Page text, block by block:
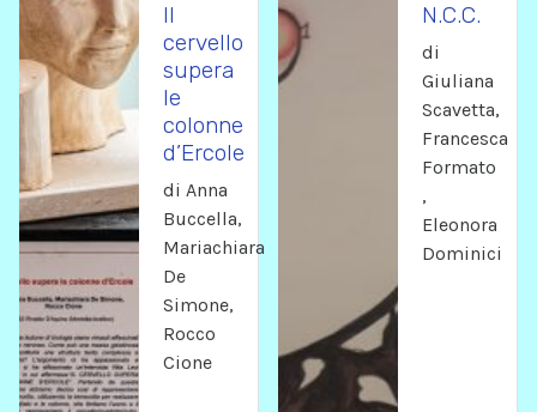
Il
cervello
supera
le
colonne
d’Ercole
di Anna
Buccella,
Mariachiara
De
Simone,
Rocco
Cione
N.C.C.
di
Giuliana
Scavetta,
Francesca
Formato
,
Eleonora
Dominici